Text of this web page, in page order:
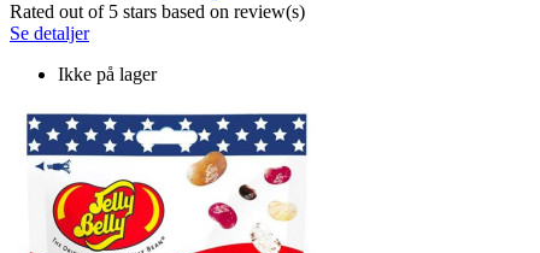
Rated out of 5 stars based on review(s)
Se detaljer
Ikke på lager